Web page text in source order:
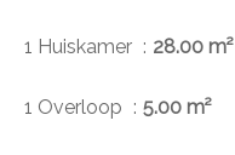
1 Huiskamer 28.00 m²
1 Overloop 5.00 m²